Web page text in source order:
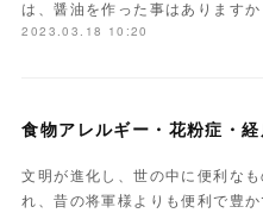
は、醤油を作った事はあります
2023.03.18 10:20
文明が進化し、世の中に便利な
れ、昔の将軍様よりも便利で豊